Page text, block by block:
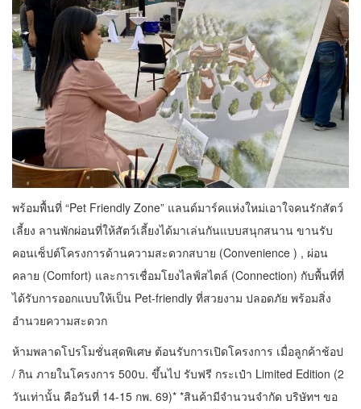
พร้อมพื้นที่ “Pet Friendly Zone” แลนด์มาร์คแห่งใหม่เอาใจคนรักสัตว์
เลี้ยง ลานพักผ่อนที่ให้สัตว์เลี้ยงได้มาเล่นกันแบบสนุกสนาน ขานรับ
คอนเซ็ปต์โครงการด้านความสะดวกสบาย (Convenience ) , ผ่อน
คลาย (Comfort) และการเชื่อมโยงไลฟ์สไตล์ (Connection) กับพื้นที่ที่
ได้รับการออกแบบให้เป็น Pet-friendly ที่สวยงาม ปลอดภัย พร้อมสิ่ง
อำนวยความสะดวก
ห้ามพลาดโปรโมชั่นสุดพิเศษ ต้อนรับการเปิดโครงการ เมื่อลูกค้าช้อป
/ กิน ภายในโครงการ 500บ. ขึ้นไป รับฟรี กระเป๋า Limited Edition (2
วันเท่านั้น คือวันที่ 14-15 กพ. 69)* *สินค้ามีจำนวนจำกัด บริษัทฯ ขอ